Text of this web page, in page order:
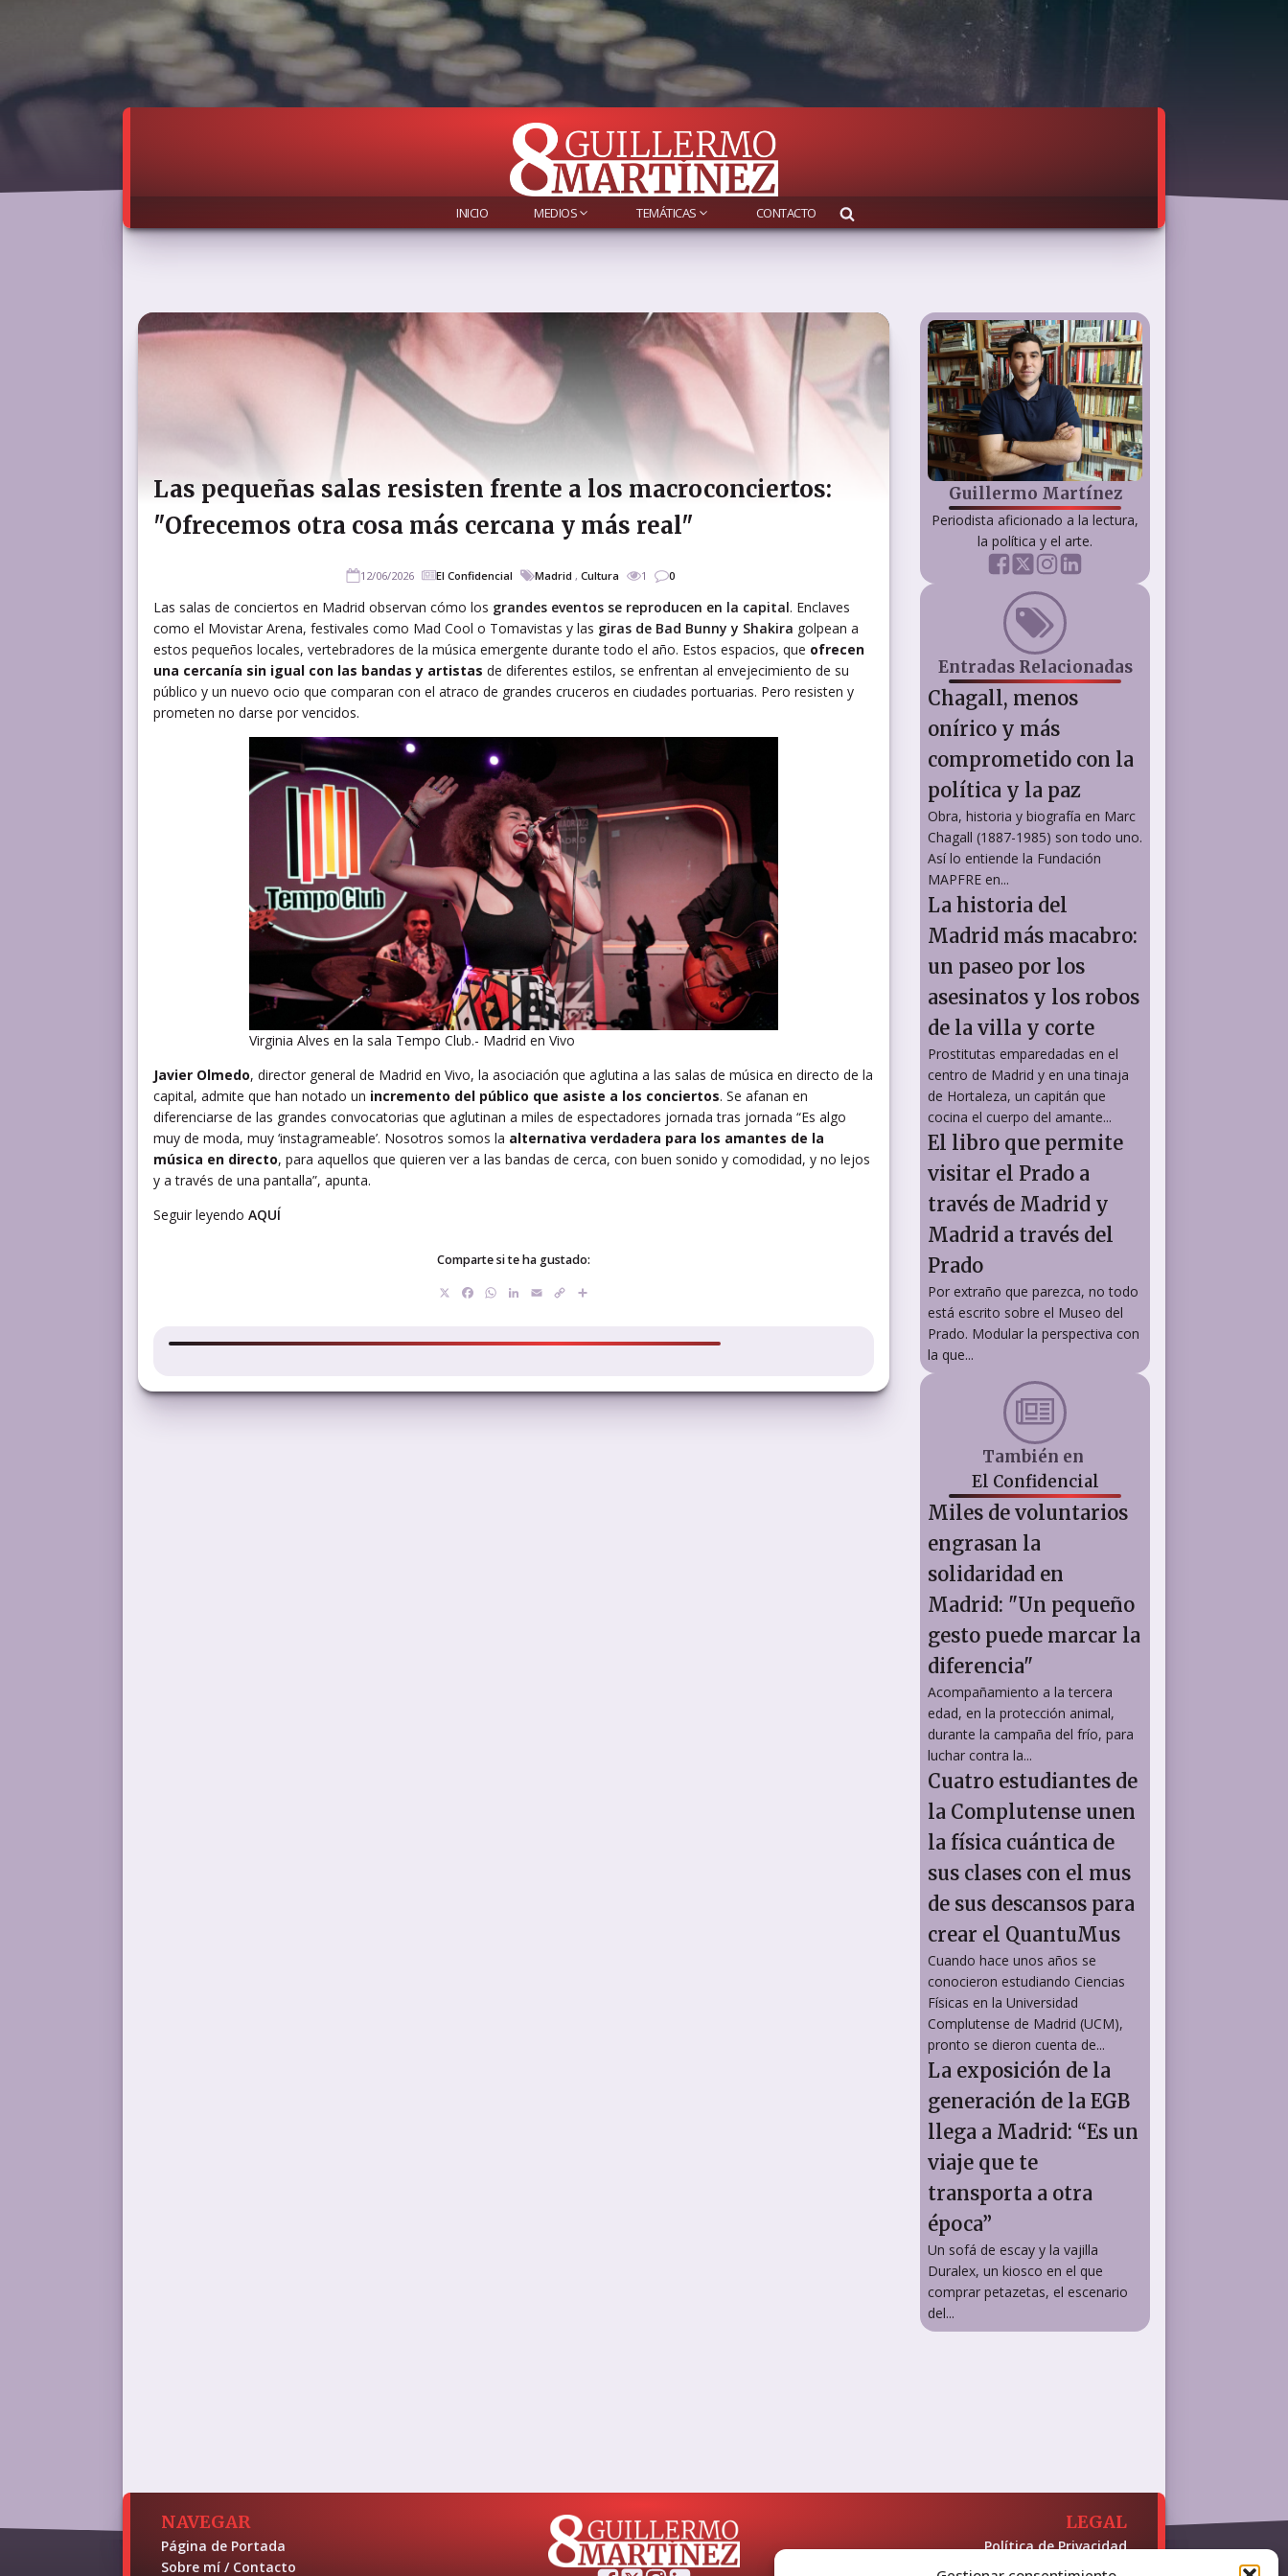
INICIO MEDIOS TEMÁTICAS CONTACTO
Las pequeñas salas resisten frente a los macroconciertos:
"Ofrecemos otra cosa más cercana y más real"
12/06/2026 El Confidencial Madrid , Cultura 1 0
Las salas de conciertos en Madrid observan cómo los grandes eventos se reproducen en la capital. Enclaves
como el Movistar Arena, festivales como Mad Cool o Tomavistas y las giras de Bad Bunny y Shakira golpean a
estos pequeños locales, vertebradores de la música emergente durante todo el año. Estos espacios, que ofrecen
una cercanía sin igual con las bandas y artistas de diferentes estilos, se enfrentan al envejecimiento de su
público y un nuevo ocio que comparan con el atraco de grandes cruceros en ciudades portuarias. Pero resisten y
prometen no darse por vencidos.
Virginia Alves en la sala Tempo Club.- Madrid en Vivo
Javier Olmedo, director general de Madrid en Vivo, la asociación que aglutina a las salas de música en directo de la
capital, admite que han notado un incremento del público que asiste a los conciertos. Se afanan en
diferenciarse de las grandes convocatorias que aglutinan a miles de espectadores jornada tras jornada “Es algo
muy de moda, muy ‘instagrameable’. Nosotros somos la alternativa verdadera para los amantes de la
música en directo, para aquellos que quieren ver a las bandas de cerca, con buen sonido y comodidad, y no lejos
y a través de una pantalla”, apunta.
Seguir leyendo AQUÍ
Comparte si te ha gustado:
Facebook
WhatsApp
LinkedIn
EmailCopy
Guillermo Martínez
Periodista aficionado a la lectura,
la política y el arte.
Entradas Relacionadas
Chagall, menos
onírico y más
comprometido con la
política y la paz
Obra, historia y biografía en Marc
Chagall (1887-1985) son todo uno.
Así lo entiende la Fundación
MAPFRE en...
La historia del
Madrid más macabro:
un paseo por los
asesinatos y los robos
de la villa y corte
Prostitutas emparedadas en el
centro de Madrid y en una tinaja
de Hortaleza, un capitán que
cocina el cuerpo del amante...
El libro que permite
visitar el Prado a
través de Madrid y
Madrid a través del
Prado
Por extraño que parezca, no todo
está escrito sobre el Museo del
Prado. Modular la perspectiva con
la que...
También en
El Confidencial
Miles de voluntarios
engrasan la
solidaridad en
Madrid: "Un pequeño
gesto puede marcar la
diferencia"
Acompañamiento a la tercera
edad, en la protección animal,
durante la campaña del frío, para
luchar contra la...
Cuatro estudiantes de
la Complutense unen
la física cuántica de
sus clases con el mus
de sus descansos para
crear el QuantuMus
Cuando hace unos años se
conocieron estudiando Ciencias
Físicas en la Universidad
Complutense de Madrid (UCM),
pronto se dieron cuenta de...
La exposición de la
generación de la EGB
llega a Madrid: “Es un
viaje que te
transporta a otra
época”
Un sofá de escay y la vajilla
Duralex, un kiosco en el que
comprar petazetas, el escenario
del...
NAVEGAR
Página de Portada
Sobre mí / Contacto
LEGAL
Política de Privacidad
Política de Cookies